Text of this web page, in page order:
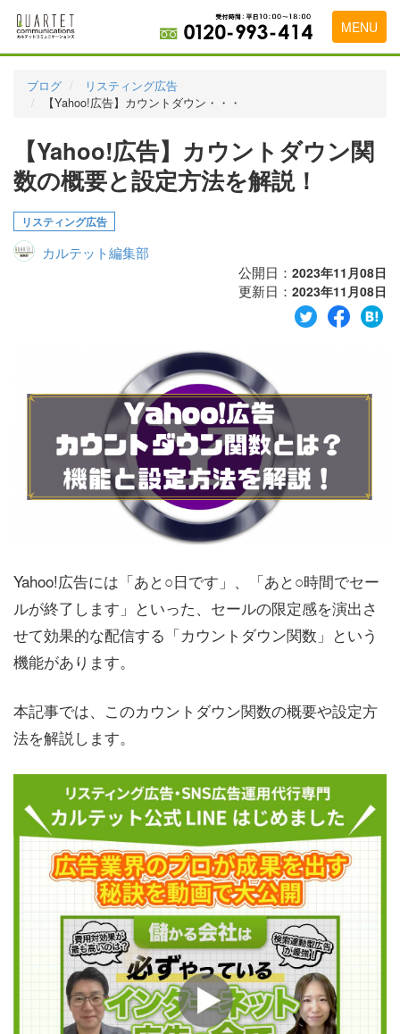
MENU
料金表
実績・お客様の声
初めて導入をお考えの方
代理店の乗り換えをお考えの方
広告代理店・HP制作会社様へ
ブログ
リスティング広告
【Yahoo!広告】カウントダウン・・・
【Yahoo!広告】カウントダウン関
数の概要と設定方法を解説！
リスティング広告
カルテット編集部
公開日： 2023年11月08日
更新日： 2023年11月08日
Yahoo!広告には「あと○日です」、「あと○時間でセー
ルが終了します」といった、セールの限定感を演出さ
せて効果的な配信する「カウントダウン関数」という
機能があります。
本記事では、このカウントダウン関数の概要や設定方
法を解説します。